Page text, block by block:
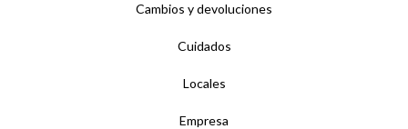
Cambios y devoluciones
Cuidados
Locales
Empresa